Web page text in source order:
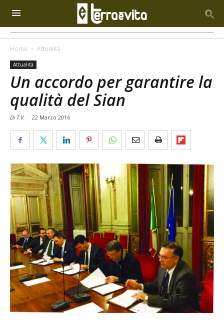
Home Attualità
Attualità
Un accordo per garantire la
qualità del Sian
Di T.V. - 22 Marzo 2016